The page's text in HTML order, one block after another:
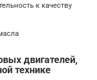
к качеству
двигателей,
технике